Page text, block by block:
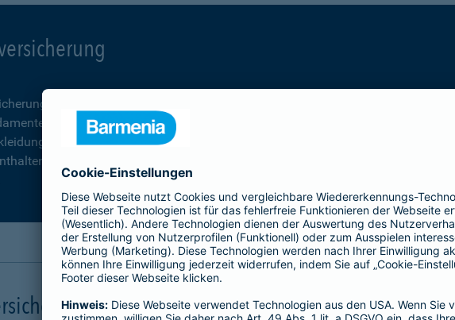
umfasst das gesamte Gebäude mit seinen Bestandteilen
Grund- und Kellermauern. Zubehör, wie z. B. Antennen, Markisen,
wie z. B. Schindelverkleidung, sind ebenfalls im
Vergleichen Sie den Basis-, Top- und Premium-Schutz und
Ergänzender